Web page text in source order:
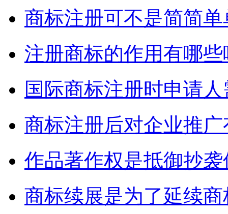
商标注册可不是简简
注册商标的作用有哪些
国际商标注册时申请
商标注册后对企业推
作品著作权是抵御抄
商标续展是为了延续